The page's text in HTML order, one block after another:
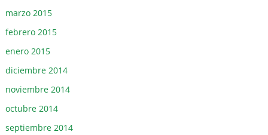
marzo 2015
febrero 2015
enero 2015
diciembre 2014
noviembre 2014
octubre 2014
septiembre 2014